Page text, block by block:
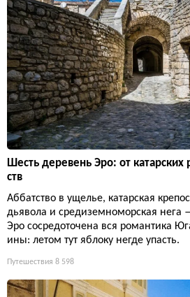
Шесть деревень Эро: от катарских
ств
Аббатство в ущелье, катарская
дьявола и средиземноморская нега
Эро сосредоточена вся романтика
ины: летом тут яблоку негде упасть.
Путешествия 8 598